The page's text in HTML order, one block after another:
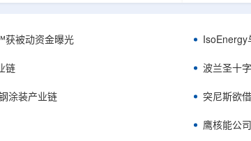
，开展专项技术交流研讨。会上，中
成套装备、井下探测、岩石物理实
井解释、深井探测及多源地质数据解
术体系，并结合实战案例分享了含油
勘查经验。王乐力介绍了西部中...
寸不断缩小
在面对真实
如常用的时
热传输情况
上捕捉快速
获被动资金曝光
链
涂装产业链
IsoEnergy
波兰圣十
突尼斯欲
鹰核能公